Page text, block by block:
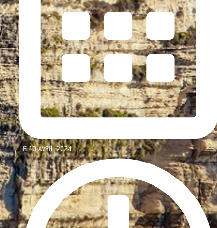
LE10 AVRIL 2024